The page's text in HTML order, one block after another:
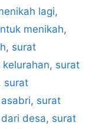
lagi,
menikah,
, surat
, surat
, surat
, surat
desa, surat